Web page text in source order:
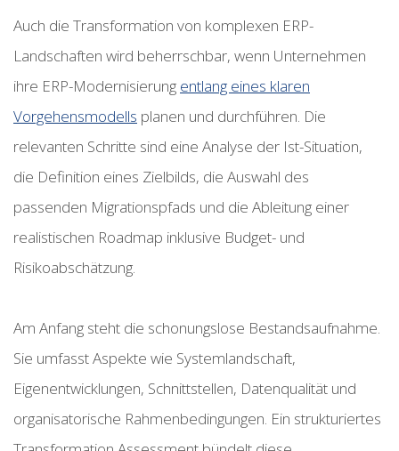
Auch die Transformation von komplexen ERP-
Landschaften wird beherrschbar, wenn Unternehmen
ihre ERP-Modernisierung entlang eines klaren
Vorgehensmodells planen und durchführen. Die
relevanten Schritte sind eine Analyse der Ist-Situation,
die Definition eines Zielbilds, die Auswahl des
passenden Migrationspfads und die Ableitung einer
realistischen Roadmap inklusive Budget- und
Risikoabschätzung.
Am Anfang steht die schonungslose Bestandsaufnahme.
Sie umfasst Aspekte wie Systemlandschaft,
Eigenentwicklungen, Schnittstellen, Datenqualität und
organisatorische Rahmenbedingungen. Ein strukturiertes